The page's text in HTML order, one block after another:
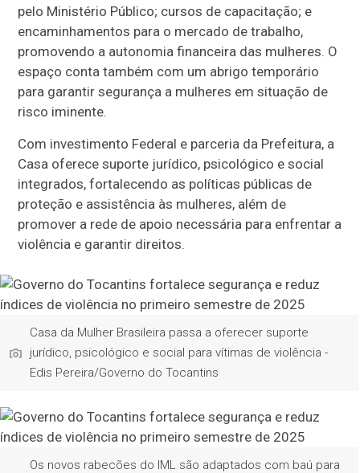
pelo Ministério Público; cursos de capacitação; e
encaminhamentos para o mercado de trabalho,
promovendo a autonomia financeira das mulheres. O
espaço conta também com um abrigo temporário
para garantir segurança a mulheres em situação de
risco iminente.
Com investimento Federal e parceria da Prefeitura, a
Casa oferece suporte jurídico, psicológico e social
integrados, fortalecendo as políticas públicas de
proteção e assistência às mulheres, além de
promover a rede de apoio necessária para enfrentar a
violência e garantir direitos.
Casa da Mulher Brasileira passa a oferecer suporte
jurídico, psicológico e social para vítimas de violência -
Edis Pereira/Governo do Tocantins
Os novos rabecões do IML são adaptados com baú para